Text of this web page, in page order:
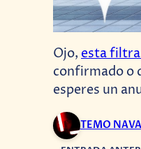
Ojo, esta
confirmado o
esperes un
TEMO